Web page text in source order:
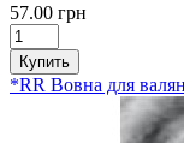
57.00 грн
Купить
*RR Вовна для